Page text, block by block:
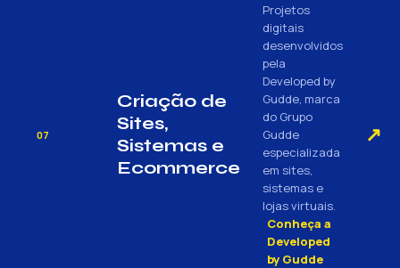
07
Criação de
Sites,
Sistemas e
Ecommerce
Projetos
digitais
desenvolvidos
pela
Developed by
Gudde, marca
do Grupo
Gudde
especializada
em sites,
sistemas e
lojas virtuais.
Conheça a
Developed
by Gudde
↗